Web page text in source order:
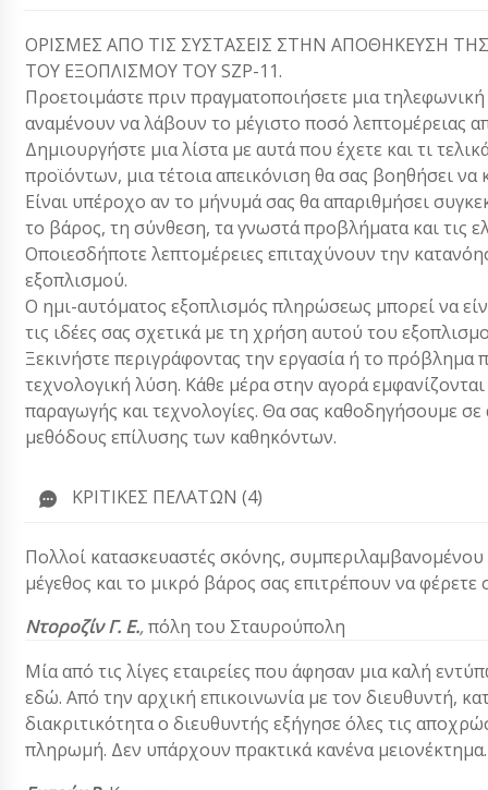
ΟΡΙΣΜΕΣ ΑΠΟ ΤΙΣ ΣΥΣΤΑΣΕΙΣ ΣΤΗΝ ΑΠΟΘΗΚΕΥΣΗ
ΤΟΥ ΕΞΟΠΛΙΣΜΟΥ ΤΟΥ SZP-11.
Προετοιμάστε πριν πραγματοποιήσετε μια
αναμένουν να λάβουν το μέγιστο ποσό λεπτομέρειας
Δημιουργήστε μια λίστα με αυτά που έχετε και τι
προϊόντων, μια τέτοια απεικόνιση θα σας βοηθήσει να
Είναι υπέροχο αν το μήνυμά σας θα απαριθμήσει
το βάρος, τη σύνθεση, τα γνωστά προβλήματα και τις
Οποιεσδήποτε λεπτομέρειες επιταχύνουν την
εξοπλισμού.
Ο ημι-αυτόματος εξοπλισμός πληρώσεως μπορεί να
τις ιδέες σας σχετικά με τη χρήση αυτού του
Ξεκινήστε περιγράφοντας την εργασία ή το
τεχνολογική λύση. Κάθε μέρα στην αγορά
παραγωγής και τεχνολογίες. Θα σας καθοδηγήσουμε
μεθόδους επίλυσης των καθηκόντων.
ΚΡΙΤΙΚΈΣ ΠΕΛΑΤΏΝ (4)
Πολλοί κατασκευαστές σκόνης,
μέγεθος και το μικρό βάρος σας επιτρέπουν να
Ντοροζίν Γ. Ε.,πόλη του Σταυρούπολη
Μία από τις λίγες εταιρείες που άφησαν μια καλή
εδώ. Από την αρχική επικοινωνία με τον διευθυντή,
διακριτικότητα ο διευθυντής εξήγησε όλες τις
πληρωμή. Δεν υπάρχουν πρακτικά κανένα